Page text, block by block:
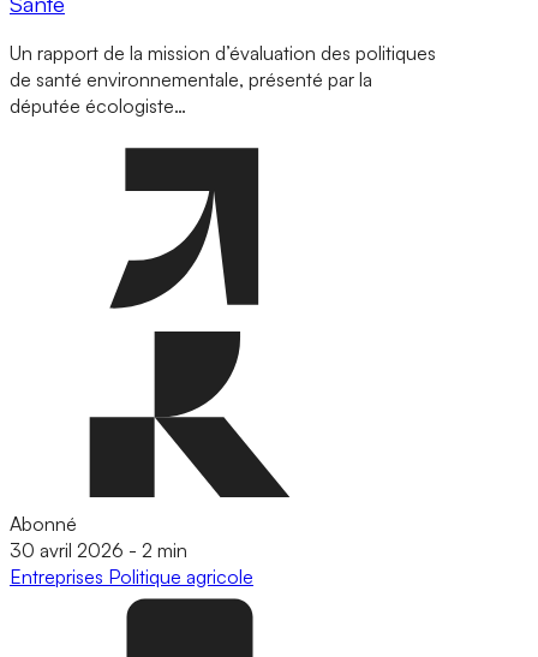
Un rapport de la mission d’évaluation des politiques
de santé environnementale, présenté par la
députée écologiste…
Abonné
30 avril 2026 - 2 min
Entreprises Politique agricole